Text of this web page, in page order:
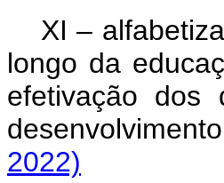
XI –
longo da
efetivação dos
2022)